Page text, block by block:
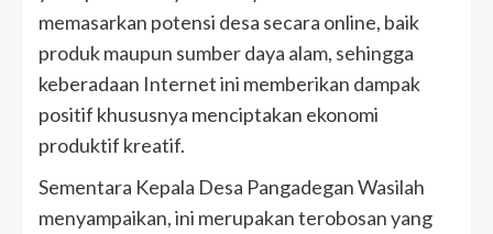
memasarkan potensi desa secara online, baik
produk maupun sumber daya alam, sehingga
keberadaan Internet ini memberikan dampak
positif khususnya menciptakan ekonomi
produktif kreatif.
Sementara Kepala Desa Pangadegan Wasilah
menyampaikan, ini merupakan terobosan yang